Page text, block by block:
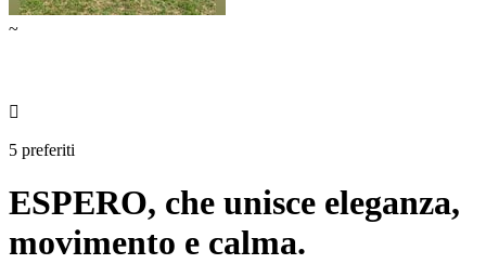
~

5 preferiti
ESPERO, che unisce eleganza,
movimento e calma.